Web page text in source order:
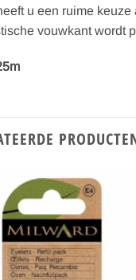
u een ruime
vouwkant wordt
verlanglijst